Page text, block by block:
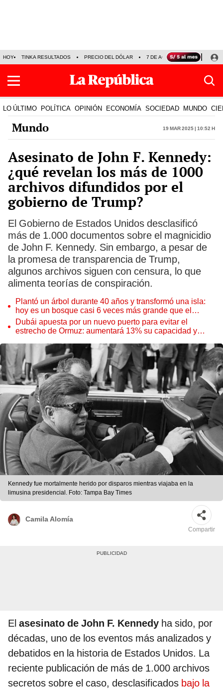
HOY TINKA RESULTADOS PRECIO DEL DÓLAR 7 DE AGOSTO OLLANTA
LO ÚLTIMO POLÍTICA OPINIÓN ECONOMÍA SOCIEDAD MUNDO
Mundo 19 Mar 2025 | 10:52 h
Asesinato de John F. Kennedy:
¿qué revelan los más de 1000
archivos difundidos por el
gobierno de Trump?
El Gobierno de Estados Unidos desclasificó
más de 1.000 documentos sobre el magnicidio
de John F. Kennedy. Sin embargo, a pesar de
la promesa de transparencia de Trump,
algunos archivos siguen con censura, lo que
alimenta teorías de conspiración.
Plantó un árbol durante 40 años y transformó una isla:
hoy es un bosque casi 6 veces más grande que el
Parque de las Leyendas
Dubái apuesta por un nuevo puerto para evitar el
estrecho de Ormuz: aumentará 13% su capacidad y
Kennedy fue mortalmente herido por disparos mientras viajaba en la
limusina presidencial. Foto: Tampa Bay Times
Camila Alomía
Compartir
El asesinato de John F. Kennedy ha sido, por
décadas, uno de los eventos más analizados y
debatidos en la historia de Estados Unidos. La
reciente publicación de más de 1.000 archivos
secretos sobre el caso, desclasificados bajo la